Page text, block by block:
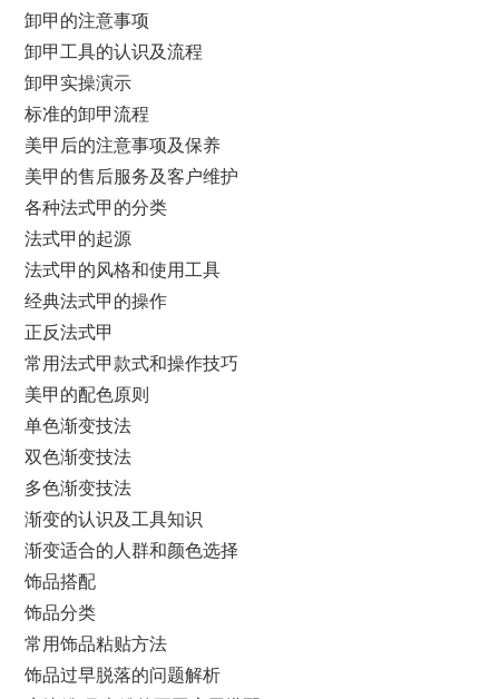
卸甲的注意事项
卸甲工具的认识及流程
卸甲实操演示
标准的卸甲流程
美甲后的注意事项及保养
美甲的售后服务及客户维护
各种法式甲的分类
法式甲的起源
法式甲的风格和使用工具
经典法式甲的操作
正反法式甲
常用法式甲款式和操作技巧
美甲的配色原则
单色渐变技法
双色渐变技法
多色渐变技法
渐变的认识及工具知识
渐变适合的人群和颜色选择
饰品搭配
饰品分类
常用饰品粘贴方法
饰品过早脱落的问题解析